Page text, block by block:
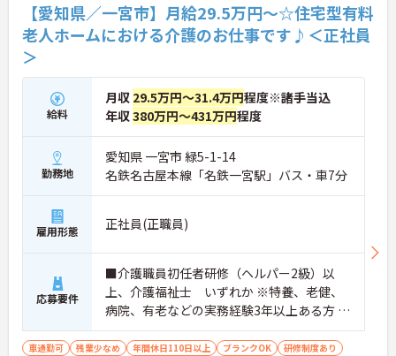
【愛知県／一宮市】月給29.5万円～☆住宅型有料
老人ホームにおける介護のお仕事です♪＜正社員
＞
給料
月収 29.5万円～31.4万円程度※諸手当込
年収380万円～431万円程度
勤務地
愛知県 一宮市 緑5-1-14
名鉄名古屋本線「名鉄一宮駅」バス・車7分
雇用形態 正社員(正職員)
応募要件
■介護職員初任者研修（ヘルパー2級）以
上、介護福祉士 いずれか ※特養、老健、
病院、有老などの実務経験3年以上ある方 ※
ブランク可
車通勤可 残業少なめ 年間休日110日以上 ブランクOK
研修制度あり